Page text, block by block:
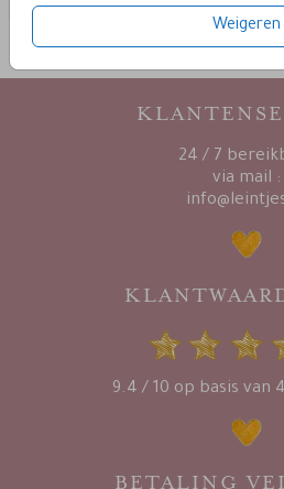
Weigeren
24 / 7
via mail :
9.4 / 10 op basis van
BETALING